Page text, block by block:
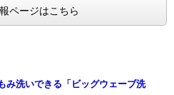
ページはこちら
み洗いできる「ビッグウェーブ洗